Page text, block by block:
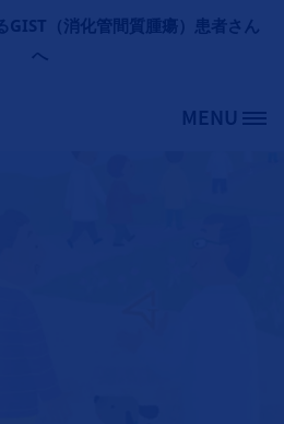
メインコンテンツに移動
GIST（消化管間質腫瘍）患者さん
へ
MENU